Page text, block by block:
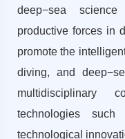
deep−sea
productive forces in
promote the
diving, and
multidisciplinary
technologies
technological